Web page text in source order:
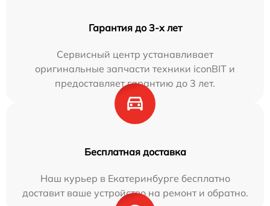
Гарантия до 3-х лет
Сервисный центр устанавливает
оригинальные запчасти техники iconBIT и
предоставляет гарантию до 3 лет.
Бесплатная доставка
Наш курьер в Екатеринбурге бесплатно
доставит ваше устройство на ремонт и обратно.